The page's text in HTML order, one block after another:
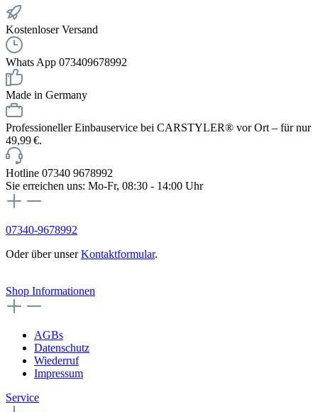
Kostenloser Versand
Whats App 073409678992
Made in Germany
Professioneller Einbauservice bei CARSTYLER® vor Ort – für nur
49,99 €.
Hotline 07340 9678992
Sie erreichen uns: Mo-Fr, 08:30 - 14:00 Uhr
07340-9678992
Oder über unserKontaktformular.
Shop Informationen
AGBs
Datenschutz
Wiederruf
Impressum
Service